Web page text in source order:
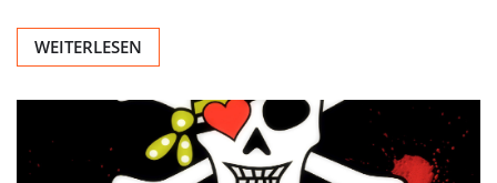
WEITERLESEN